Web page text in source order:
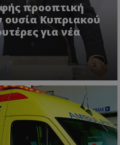
προοπτική
ουσία Κυπριακού
για νέα